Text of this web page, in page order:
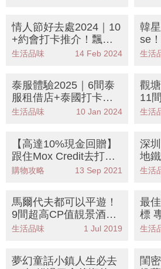
情人節好去處2024｜10
+約會打卡推介！飄浮
紅心/mofusand/光影祭
生活品味 14 Feb 2024
韓
se
拍出
生活
泰服體驗2025｜6間泰
服租借店+泰國打卡點
推介
生活品味 10 Jan 2024
觀
11
K＋
生活
【高達10%現金回贈】
跟住Mox Credit去打卡
食好嘢 日本菜/法國菜/
購物攻略 13 Sep 2021
深圳
地
遊萬
生活
馬爾代夫都可以平遊！
9間超高CP值靚景酒店 |
淡季每人最平唔使HK$5
生活品味 1 Jul 2019
最
標 專人攝影師+人肉GP
S不
生活
夢幻童話小鎮人生必去
閨